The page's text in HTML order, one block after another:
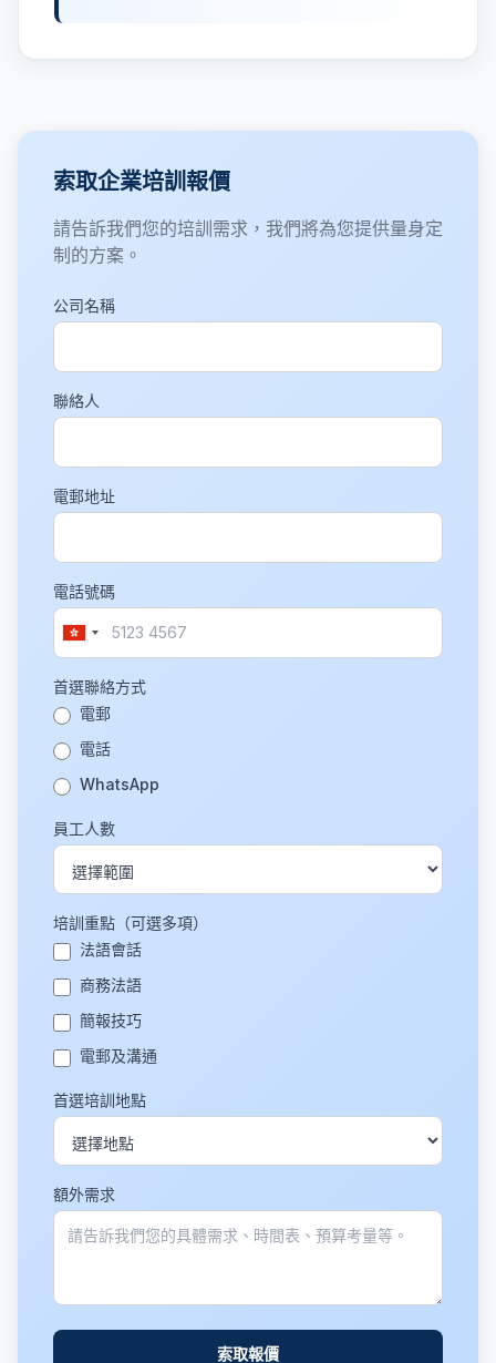
索取企業培訓報價
請告訴我們您的培訓需求，我們將為您提供量身定
制的方案。
公司名稱
聯絡人
電郵地址
電話號碼
首選聯絡方式
電郵
電話
WhatsApp
員工人數
培訓重點（可選多項）
法語會話
商務法語
簡報技巧
電郵及溝通
首選培訓地點
額外需求
索取報價